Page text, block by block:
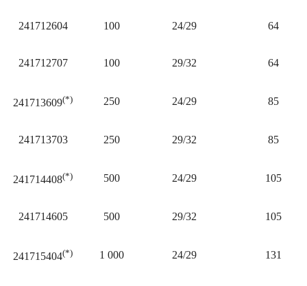
241712604 100 24/29 64
241712707 100 29/32 64
241713609(*) 250 24/29 85
241713703 250 29/32 85
241714408(*) 500 24/29 105
241714605 500 29/32 105
241715404(*) 1 000 24/29 131